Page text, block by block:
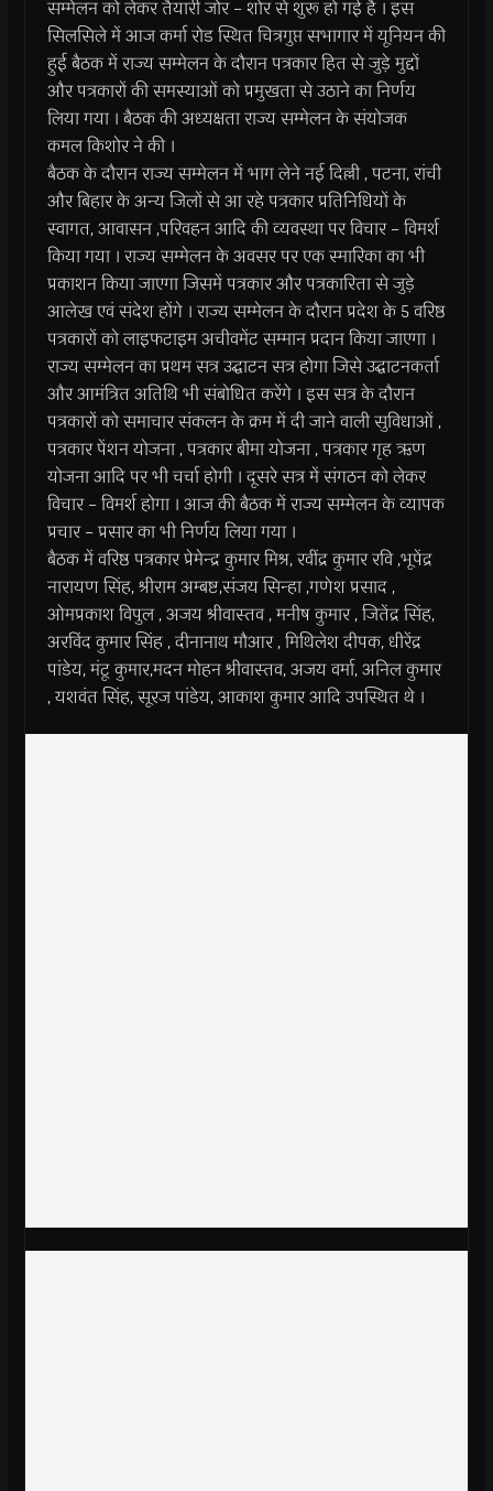
सम्मेलन को लेकर तैयारी जोर – शोर से शुरू हो गई है । इस
सिलसिले में आज कर्मा रोड स्थित चित्रगुप्त सभागार में यूनियन की
हुई बैठक में राज्य सम्मेलन के दौरान पत्रकार हित से जुड़े मुद्दों
और पत्रकारों की समस्याओं को प्रमुखता से उठाने का निर्णय
लिया गया । बैठक की अध्यक्षता राज्य सम्मेलन के संयोजक
कमल किशोर ने की ।
बैठक के दौरान राज्य सम्मेलन में भाग लेने नई दिल्ली , पटना, रांची
और बिहार के अन्य जिलों से आ रहे पत्रकार प्रतिनिधियों के
स्वागत, आवासन ,परिवहन आदि की व्यवस्था पर विचार – विमर्श
किया गया । राज्य सम्मेलन के अवसर पर एक स्मारिका का भी
प्रकाशन किया जाएगा जिसमें पत्रकार और पत्रकारिता से जुड़े
आलेख एवं संदेश होंगे । राज्य सम्मेलन के दौरान प्रदेश के 5 वरिष्ठ
पत्रकारों को लाइफटाइम अचीवमेंट सम्मान प्रदान किया जाएगा ।
राज्य सम्मेलन का प्रथम सत्र उद्घाटन सत्र होगा जिसे उद्घाटनकर्ता
और आमंत्रित अतिथि भी संबोधित करेंगे । इस सत्र के दौरान
पत्रकारों को समाचार संकलन के क्रम में दी जाने वाली सुविधाओं ,
पत्रकार पेंशन योजना , पत्रकार बीमा योजना , पत्रकार गृह ऋण
योजना आदि पर भी चर्चा होगी । दूसरे सत्र में संगठन को लेकर
विचार – विमर्श होगा । आज की बैठक में राज्य सम्मेलन के व्यापक
प्रचार – प्रसार का भी निर्णय लिया गया ।
बैठक में वरिष्ठ पत्रकार प्रेमेन्द्र कुमार मिश्र, रवींद्र कुमार रवि ,भूपेंद्र
नारायण सिंह, श्रीराम अम्बष्ट,संजय सिन्हा ,गणेश प्रसाद ,
ओमप्रकाश विपुल , अजय श्रीवास्तव , मनीष कुमार , जितेंद्र सिंह,
अरविंद कुमार सिंह , दीनानाथ मौआर , मिथिलेश दीपक, धीरेंद्र
पांडेय, मंटू कुमार,मदन मोहन श्रीवास्तव, अजय वर्मा, अनिल कुमार
, यशवंत सिंह, सूरज पांडेय, आकाश कुमार आदि उपस्थित थे ।